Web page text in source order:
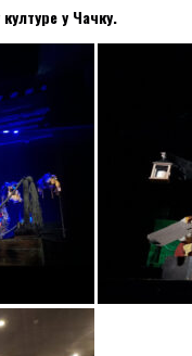
у Чачку.